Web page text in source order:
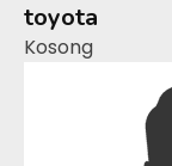
toyota
Kosong